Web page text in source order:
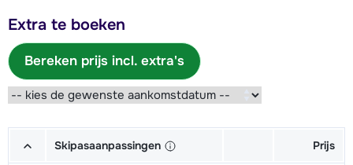
Extra te boeken
Bereken prijs incl. extra's
Skipasaanpassingen Prijs